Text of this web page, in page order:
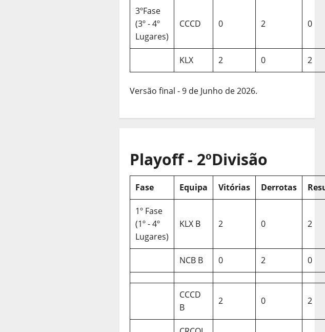
3ºFase
(3º - 4º
Lugares)
CCCD 0 2 0
KLX 2 0 2
Versão final - 9 de Junho de 2026.
Playoff - 2ºDivisão
Fase Equipa Vitórias Derrotas
1º Fase
(1º - 4º
Lugares)
KLX B 2 0 2
NCB B 0 2 0
CCCD
B
2 0 2